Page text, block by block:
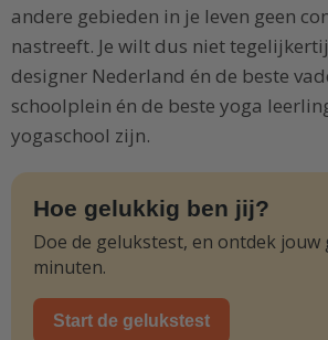
andere gebieden in je leven geen
nastreeft. Je wilt dus niet
designer Nederland én de beste
schoolplein én de beste yoga
yogaschool zijn.
Hoe gelukkig ben jij?
Doe de gelukstest, en ontdek jouw
minuten.
Start de gelukstest